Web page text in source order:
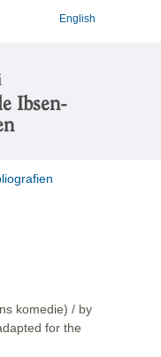
English
Ibsen-
komedie) / by
for the